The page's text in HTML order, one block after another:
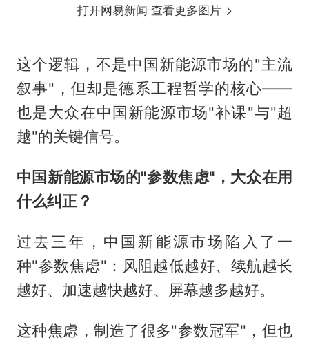
打开网易新闻 查看更多图片
这个逻辑，不是中国新能源市场的"主流
叙事"，但却是德系工程哲学的核心——
也是大众在中国新能源市场"补课"与"超
越"的关键信号。
中国新能源市场的"参数焦虑"，大众在用
什么纠正？
过去三年，中国新能源市场陷入了一
种"参数焦虑"：风阻越低越好、续航越长
越好、加速越快越好、屏幕越多越好。
这种焦虑，制造了很多"参数冠军"，但也